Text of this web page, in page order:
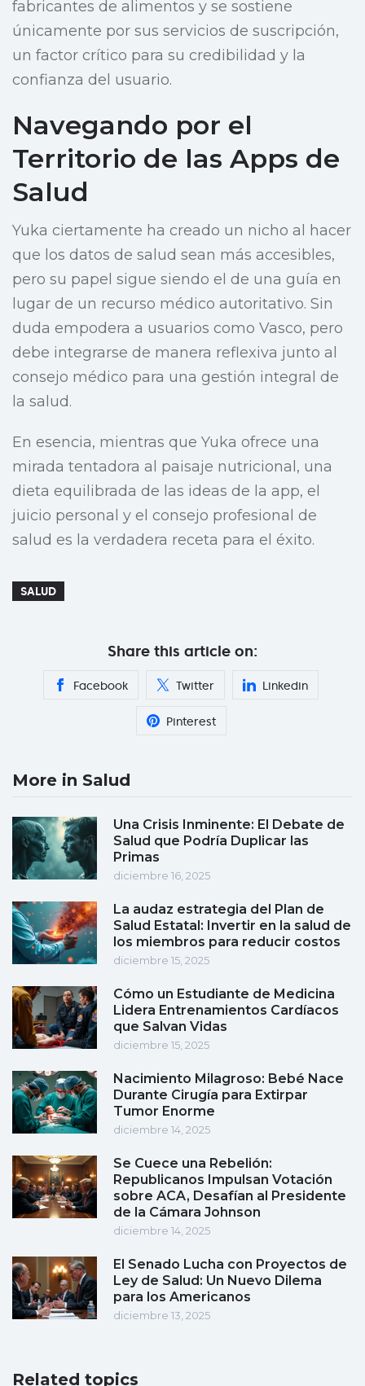
fabricantes de alimentos y se sostiene
únicamente por sus servicios de suscripción,
un factor crítico para su credibilidad y la
confianza del usuario.
Navegando por el
Territorio de las Apps de
Salud
Yuka ciertamente ha creado un nicho al hacer
que los datos de salud sean más accesibles,
pero su papel sigue siendo el de una guía en
lugar de un recurso médico autoritativo. Sin
duda empodera a usuarios como Vasco, pero
debe integrarse de manera reflexiva junto al
consejo médico para una gestión integral de
la salud.
En esencia, mientras que Yuka ofrece una
mirada tentadora al paisaje nutricional, una
dieta equilibrada de las ideas de la app, el
juicio personal y el consejo profesional de
salud es la verdadera receta para el éxito.
SALUD
Share this article on:
Facebook Twitter Linkedin
Pinterest
More in Salud
Una Crisis Inminente: El Debate de
Salud que Podría Duplicar las
Primas
diciembre 16, 2025
La audaz estrategia del Plan de
Salud Estatal: Invertir en la salud de
los miembros para reducir costos
diciembre 15, 2025
Cómo un Estudiante de Medicina
Lidera Entrenamientos Cardíacos
que Salvan Vidas
diciembre 15, 2025
Nacimiento Milagroso: Bebé Nace
Durante Cirugía para Extirpar
Tumor Enorme
diciembre 14, 2025
Se Cuece una Rebelión:
Republicanos Impulsan Votación
sobre ACA, Desafían al Presidente
de la Cámara Johnson
diciembre 14, 2025
El Senado Lucha con Proyectos de
Ley de Salud: Un Nuevo Dilema
para los Americanos
diciembre 13, 2025
Related topics